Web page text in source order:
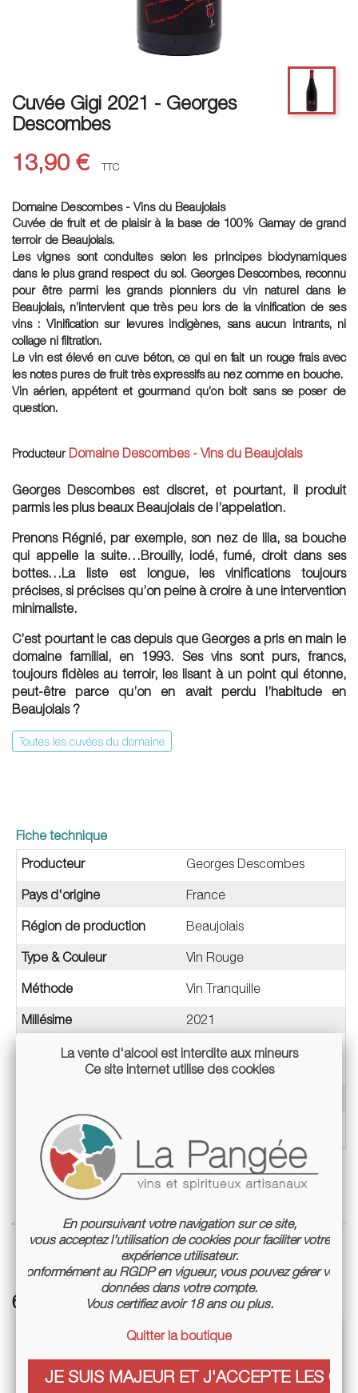
Cuvée Gigi 2021 - Georges
Descombes
13,90 € TTC
Domaine Descombes - Vins du Beaujolais
Cuvée de fruit et de plaisir à la base de 100% Gamay de grand
terroir de Beaujolais.
Les vignes sont conduites selon les principes biodynamiques
dans le plus grand respect du sol. Georges Descombes, reconnu
pour être parmi les grands pionniers du vin naturel dans le
Beaujolais, n’intervient que très peu lors de la vinification de ses
vins : Vinification sur levures indigènes, sans aucun intrants, ni
collage ni filtration.
Le vin est élevé en cuve béton, ce qui en fait un rouge frais avec
les notes pures de fruit très expressifs au nez comme en bouche.
Vin aérien, appétent et gourmand qu’on boit sans se poser de
question.
Producteur Domaine Descombes - Vins du Beaujolais
Georges Descombes est discret, et pourtant, il produit
parmis les plus beaux Beaujolais de l’appelation.
Prenons Régnié, par exemple, son nez de lila, sa bouche
qui appelle la suite…Brouilly, iodé, fumé, droit dans ses
bottes…La liste est longue, les vinifications toujours
précises, si précises qu’on peine à croire à une intervention
minimaliste.
C’est pourtant le cas depuis que Georges a pris en main le
domaine familial, en 1993. Ses vins sont purs, francs,
toujours fidèles au terroir, les lisant à un point qui étonne,
peut-être parce qu’on en avait perdu l’habitude en
Beaujolais ?
Toutes les cuvées du domaine
Fiche technique
Producteur
Georges Descombes
Pays d'origine France
Région de production Beaujolais
Type & Couleur Vin Rouge
Méthode Vin Tranquille
Millésime 2021
Appellation
VDF / Sans appellation
Conditionnement
6 autres références associées :
La vente d'alcool est interdite aux mineurs
Ce site internet utilise des cookies
En poursuivant votre navigation sur ce site,
vous acceptez l’utilisation de cookies pour faciliter votre
expérience utilisateur.
Conformément au RGDP en vigueur, vous pouvez gérer vos
données dans votre compte.
Vous certifiez avoir 18 ans ou plus.
Quitter la boutique
JE SUIS MAJEUR ET J'ACCEPTE LES